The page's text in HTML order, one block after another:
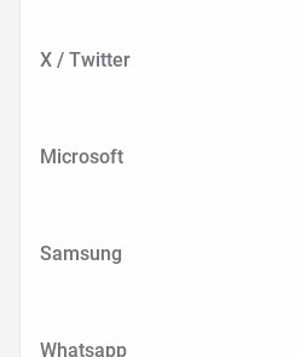
X / Twitter
Microsoft
Samsung
Whatsapp